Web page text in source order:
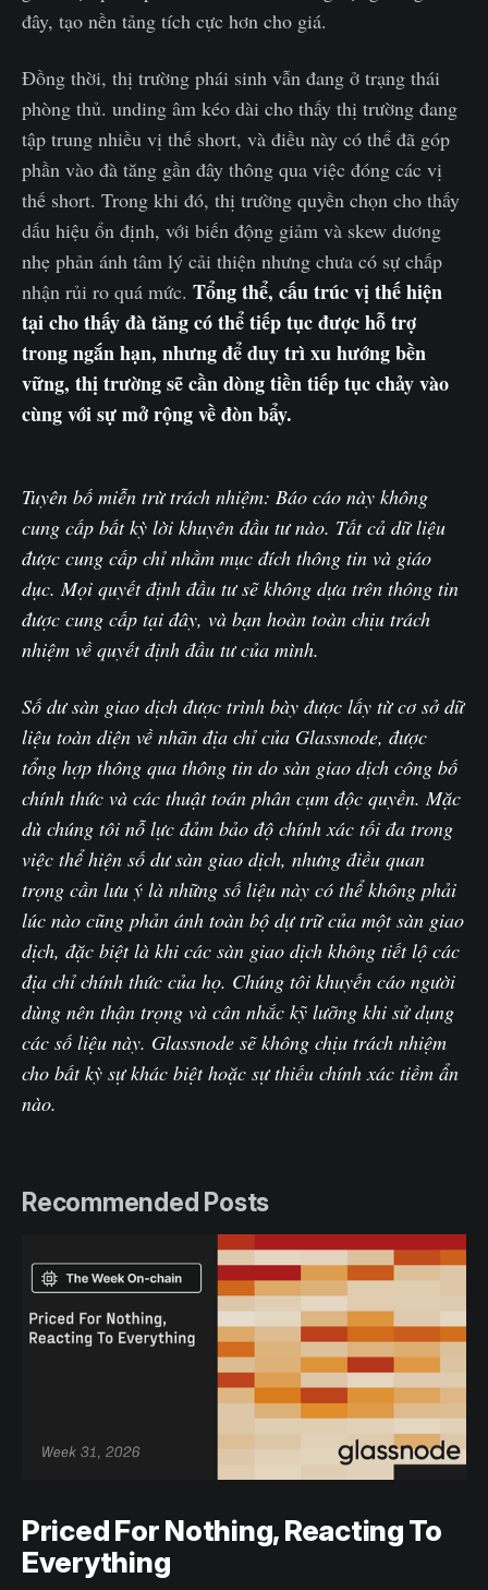
đây, tạo nền tảng tích cực hơn cho giá.
Đồng thời, thị trường phái sinh vẫn đang ở trạng thái
phòng thủ. unding âm kéo dài cho thấy thị trường đang
tập trung nhiều vị thế short, và điều này có thể đã góp
phần vào đà tăng gần đây thông qua việc đóng các vị
thế short. Trong khi đó, thị trường quyền chọn cho thấy
dấu hiệu ổn định, với biến động giảm và skew dương
nhẹ phản ánh tâm lý cải thiện nhưng chưa có sự chấp
nhận rủi ro quá mức. Tổng thể, cấu trúc vị thế hiện
tại cho thấy đà tăng có thể tiếp tục được hỗ trợ
trong ngắn hạn, nhưng để duy trì xu hướng bền
vững, thị trường sẽ cần dòng tiền tiếp tục chảy vào
cùng với sự mở rộng về đòn bẩy.
Tuyên bố miễn trừ trách nhiệm: Báo cáo này không
cung cấp bất kỳ lời khuyên đầu tư nào. Tất cả dữ liệu
được cung cấp chỉ nhằm mục đích thông tin và giáo
dục. Mọi quyết định đầu tư sẽ không dựa trên thông tin
được cung cấp tại đây, và bạn hoàn toàn chịu trách
nhiệm về quyết định đầu tư của mình.
Số dư sàn giao dịch được trình bày được lấy từ cơ sở dữ
liệu toàn diện về nhãn địa chỉ của Glassnode, được
tổng hợp thông qua thông tin do sàn giao dịch công bố
chính thức và các thuật toán phân cụm độc quyền. Mặc
dù chúng tôi nỗ lực đảm bảo độ chính xác tối đa trong
việc thể hiện số dư sàn giao dịch, nhưng điều quan
trọng cần lưu ý là những số liệu này có thể không phải
lúc nào cũng phản ánh toàn bộ dự trữ của một sàn giao
dịch, đặc biệt là khi các sàn giao dịch không tiết lộ các
địa chỉ chính thức của họ. Chúng tôi khuyến cáo người
dùng nên thận trọng và cân nhắc kỹ lưỡng khi sử dụng
các số liệu này. Glassnode sẽ không chịu trách nhiệm
cho bất kỳ sự khác biệt hoặc sự thiếu chính xác tiềm ẩn
nào.
Recommended Posts
Priced For Nothing, Reacting To
Everything